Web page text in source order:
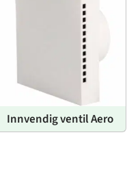
Innvendig ventil Aero